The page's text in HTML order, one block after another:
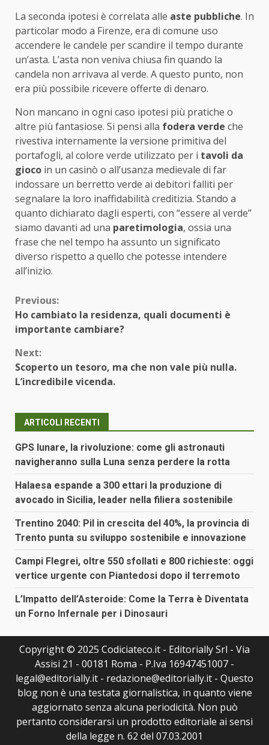
La seconda ipotesi è correlata alle aste pubbliche. In
particolar modo a Firenze, era di comune uso
accendere le candele per scandire il tempo durante
un’asta. L’asta non veniva chiusa fin quando la
candela non arrivava al verde. A questo punto, non
era più possibile ricevere offerte di denaro.
Non mancano in ogni caso ipotesi più pratiche o
altre più fantasiose. Si pensi alla fodera verde che
rivestiva internamente la versione primitiva del
portafogli, al colore verde utilizzato per i tavoli da
gioco in un casinò o all’usanza medievale di far
indossare un berretto verde ai debitori falliti per
segnalare la loro inaffidabilità creditizia. Stando a
quanto dichiarato dagli esperti, con “essere al verde”
siamo davanti ad una paretimologia, ossia una
frase che nel tempo ha assunto un significato
diverso rispetto a quello che potesse intendere
all’inizio.
Continue
Reading
Previous:
Ho cambiato la residenza, quali documenti è
importante cambiare?
Next:
Scoperto un tesoro, ma che non vale più nulla.
L’incredibile vicenda.
ARTICOLI RECENTI
GPS lunare, la rivoluzione: come gli astronauti
navigheranno sulla Luna senza perdere la rotta
Halaesa espande a 300 ettari la produzione di
avocado in Sicilia, leader nella filiera sostenibile
Trentino 2040: Pil in crescita del 40%, la provincia di
Trento punta su sviluppo sostenibile e innovazione
Campi Flegrei, oltre 550 sfollati e 800 richieste: oggi
vertice urgente con Piantedosi dopo il terremoto
L’Impatto dell’Asteroide: Come la Terra è Diventata
un Forno Infernale per i Dinosauri
Copyright © 2025 Codiciateco.it - Editorially Srl - Via
Assisi 21 - 00181 Roma - P.Iva 16947451007 -
legal@editorially.it - redazione@editorially.it - Questo
blog non è una testata giornalistica, in quanto viene
aggiornato senza alcuna periodicità. Non può
pertanto considerarsi un prodotto editoriale ai sensi
della legge n. 62 del 07.03.2001